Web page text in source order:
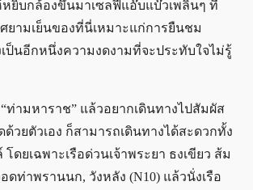
ยิบกล้องขึ้นมาเซลฟี่แอ๊บแบ๊วเพลินๆ ที
ศยามเย็นของที่นี่เหมาะแก่การยืนชม
ป็นอีกหนึ่งความงดงามที่จะประทับใจไม่รู้
“ท่ามหาราช” แล้วอยากเดินทางไปสัมผัส
วยตัวเอง ก็สามารถเดินทางได้สะดวกทั้ง
ดยเฉพาะเรือด่วนเจ้าพระยา ธงเขียว ส้ม
ดท่าพรานนก, วังหลัง (N10) แล้วนั่งเรือ